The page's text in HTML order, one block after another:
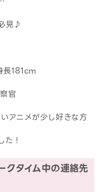
見♪
181cm
官
アニメが少し好きな方
！
タイム中の連絡先